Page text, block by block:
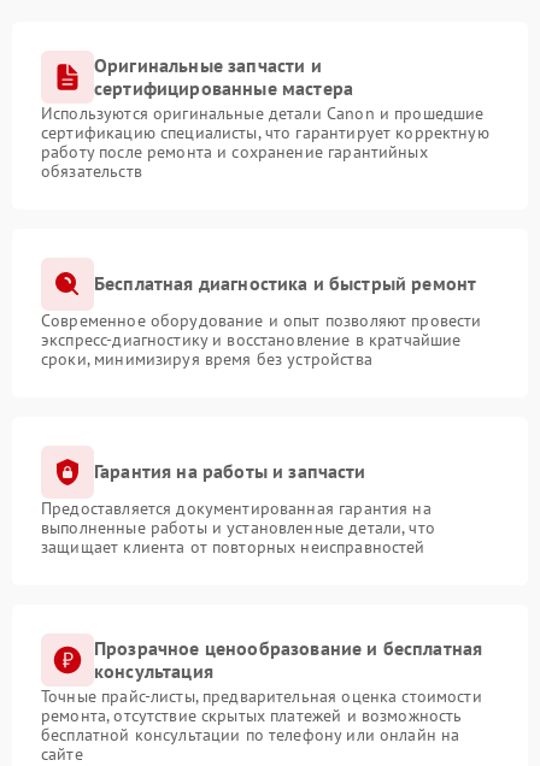
Оригинальные запчасти и
сертифицированные мастера
Используются оригинальные детали Canon и прошедшие
сертификацию специалисты, что гарантирует корректную
работу после ремонта и сохранение гарантийных
обязательств
Бесплатная диагностика и быстрый ремонт
Современное оборудование и опыт позволяют провести
экспресс-диагностику и восстановление в кратчайшие
сроки, минимизируя время без устройства
Гарантия на работы и запчасти
Предоставляется документированная гарантия на
выполненные работы и установленные детали, что
защищает клиента от повторных неисправностей
Прозрачное ценообразование и бесплатная
консультация
Точные прайс-листы, предварительная оценка стоимости
ремонта, отсутствие скрытых платежей и возможность
бесплатной консультации по телефону или онлайн на
сайте